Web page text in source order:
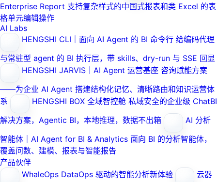
Enterprise Report 支持复杂样式的中国式报表和类 Excel 的表
格单元编辑操作
AI Labs
HENGSHI CLI｜面向 AI Agent 的 BI 命令行 给编码代理
与常驻型 agent 的 BI 执行层，带 skills、dry-run 与 SSE 回显
HENGSHI JARVIS｜AI Agent 运营基座 咨询赋能方案
——为企业 AI Agent 搭建结构化记忆、清晰路由和知识运营体
系
HENGSHI BOX 全域智控舱 私域安全的企业级 ChatBI
解决方案，Agentic BI，本地推理，数据不出箱
AI 分析
智能体｜AI Agent for BI & Analytics 面向 BI 的分析智能体，
覆盖问数、建模、报表与智能报告
产品伙伴
WhaleOps DataOps 驱动的智能分析新体验
云器